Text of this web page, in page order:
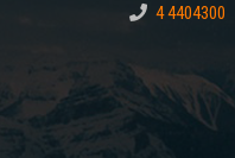
4 4404300